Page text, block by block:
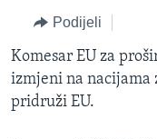
pretragu
SJEDINJENE
BOSNA I
SVIJET
NAUKA I
SPECIJALNI
KORUPCIJA
Podijeli
Komesar EU za
izmjeni na nacijama
pridruži EU.